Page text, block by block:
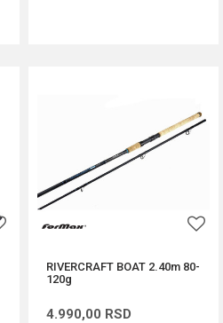
RIVERCRAFT BOAT 2.40m 80-
120g
4.990,00 RSD